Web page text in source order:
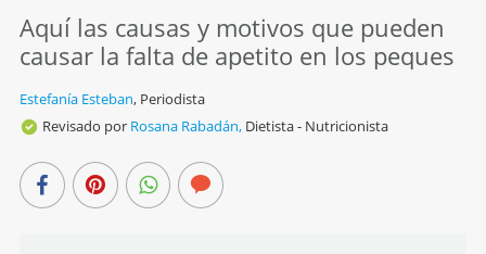
Aquí las causas y motivos que pueden
causar la falta de apetito en los peques
Estefanía Esteban, Periodista
Revisado por Rosana Rabadán, Dietista - Nutricionista